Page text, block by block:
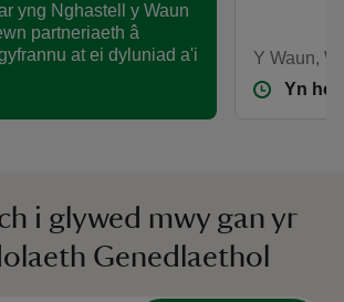
yng Nghastell y Waun
partneriaeth â
at ei dyluniad a'i
Y Waun,
Yn
i glywed mwy gan yr
Genedlaethol